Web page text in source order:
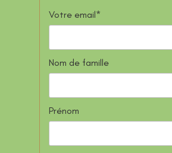
Votre email*
Nom de famille
Prénom